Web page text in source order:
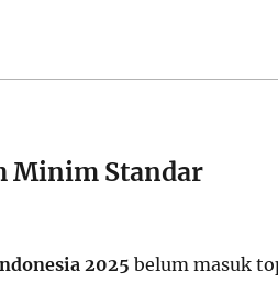
Minim Standar
2025 belum masuk